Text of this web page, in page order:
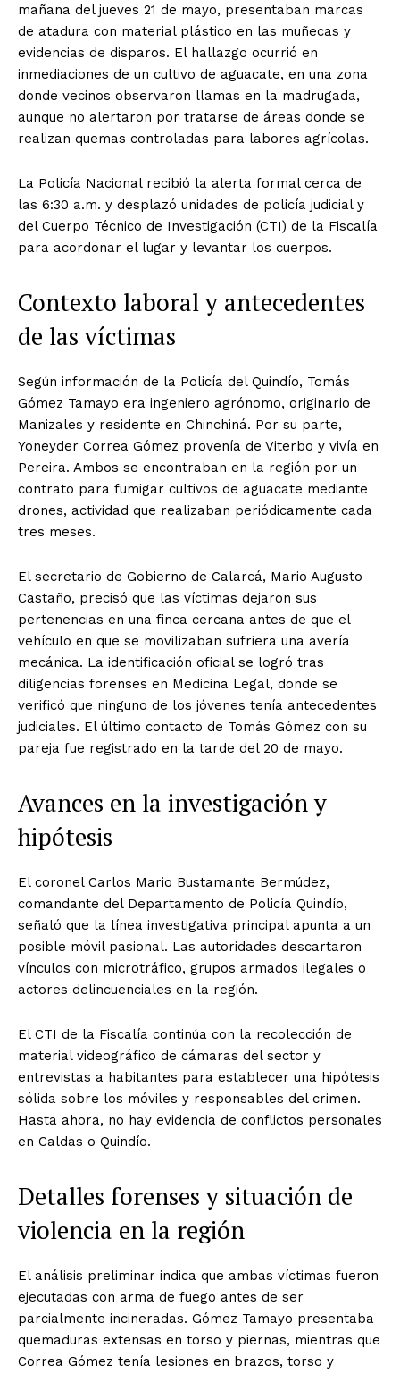
mañana del jueves 21 de mayo, presentaban marcas
de atadura con material plástico en las muñecas y
evidencias de disparos. El hallazgo ocurrió en
inmediaciones de un cultivo de aguacate, en una zona
donde vecinos observaron llamas en la madrugada,
aunque no alertaron por tratarse de áreas donde se
realizan quemas controladas para labores agrícolas.
La Policía Nacional recibió la alerta formal cerca de
las 6:30 a.m. y desplazó unidades de policía judicial y
del Cuerpo Técnico de Investigación (CTI) de la Fiscalía
para acordonar el lugar y levantar los cuerpos.
Contexto laboral y antecedentes
de las víctimas
Según información de la Policía del Quindío, Tomás
Gómez Tamayo era ingeniero agrónomo, originario de
Manizales y residente en Chinchiná. Por su parte,
Yoneyder Correa Gómez provenía de Viterbo y vivía en
Pereira. Ambos se encontraban en la región por un
contrato para fumigar cultivos de aguacate mediante
drones, actividad que realizaban periódicamente cada
tres meses.
El secretario de Gobierno de Calarcá, Mario Augusto
Castaño, precisó que las víctimas dejaron sus
pertenencias en una finca cercana antes de que el
vehículo en que se movilizaban sufriera una avería
mecánica. La identificación oficial se logró tras
diligencias forenses en Medicina Legal, donde se
verificó que ninguno de los jóvenes tenía antecedentes
judiciales. El último contacto de Tomás Gómez con su
pareja fue registrado en la tarde del 20 de mayo.
Avances en la investigación y
hipótesis
El coronel Carlos Mario Bustamante Bermúdez,
comandante del Departamento de Policía Quindío,
señaló que la línea investigativa principal apunta a un
posible móvil pasional. Las autoridades descartaron
vínculos con microtráfico, grupos armados ilegales o
actores delincuenciales en la región.
El CTI de la Fiscalía continúa con la recolección de
material videográfico de cámaras del sector y
entrevistas a habitantes para establecer una hipótesis
sólida sobre los móviles y responsables del crimen.
Hasta ahora, no hay evidencia de conflictos personales
en Caldas o Quindío.
Detalles forenses y situación de
violencia en la región
El análisis preliminar indica que ambas víctimas fueron
ejecutadas con arma de fuego antes de ser
parcialmente incineradas. Gómez Tamayo presentaba
quemaduras extensas en torso y piernas, mientras que
Correa Gómez tenía lesiones en brazos, torso y